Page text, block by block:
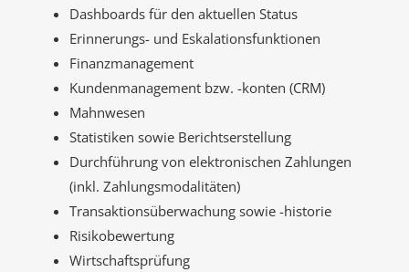
Dashboards für den aktuellen Status
Erinnerungs- und Eskalationsfunktionen
Finanzmanagement
Kundenmanagement bzw. -konten (CRM)
Mahnwesen
Statistiken sowie Berichtserstellung
Durchführung von elektronischen Zahlungen
(inkl. Zahlungsmodalitäten)
Transaktionsüberwachung sowie -historie
Risikobewertung
Wirtschaftsprüfung